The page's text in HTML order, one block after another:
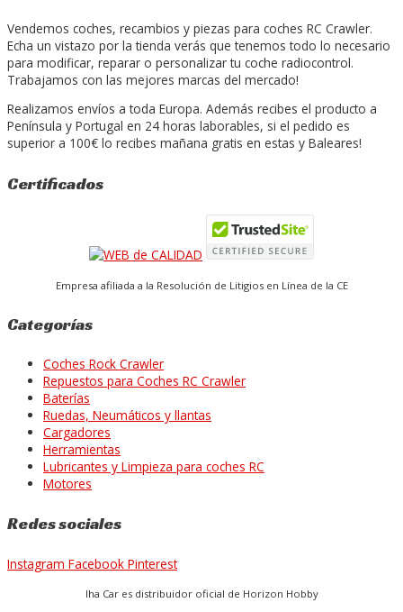
Vendemos coches, recambios y piezas para coches RC Crawler.
Echa un vistazo por la tienda verás que tenemos todo lo necesario
para modificar, reparar o personalizar tu coche radiocontrol.
Trabajamos con las mejores marcas del mercado!
Realizamos envíos a toda Europa. Además recibes el producto a
Península y Portugal en 24 horas laborables, si el pedido es
superior a 100€ lo recibes mañana gratis en estas y Baleares!
Certificados
Empresa afiliada a la Resolución de Litigios en Línea de la CE
Categorías
Coches Rock Crawler
Repuestos para Coches RC Crawler
Baterías
Ruedas, Neumáticos y llantas
Cargadores
Herramientas
Lubricantes y Limpieza para coches RC
Motores
Redes sociales
Instagram Facebook Pinterest
Iha Car es distribuidor oficial de Horizon Hobby